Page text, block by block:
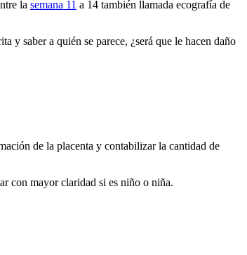
la semana 11 a 14 también llamada ecografía de
y saber a quién se parece, ¿será que le hacen daño
de la placenta y contabilizar la cantidad de
con mayor claridad si es niño o niña.